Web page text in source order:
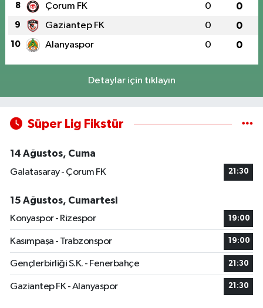
8 Çorum FK 0 0
9 Gaziantep FK 0 0
10 Alanyaspor 0 0
Detaylar için tıklayın
Süper Lig Fikstür
14 Ağustos, Cuma
Galatasaray - Çorum FK
21:30
15 Ağustos, Cumartesi
Konyaspor - Rizespor
19:00
Kasımpaşa - Trabzonspor 19:00
Gençlerbirliği S.K. - Fenerbahçe 21:30
Gaziantep FK - Alanyaspor 21:30